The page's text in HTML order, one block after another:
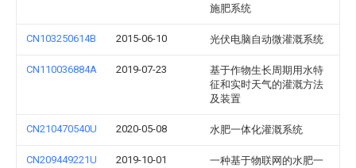
施肥系统
CN103250614B 2015-06-10 光伏电脑自动微灌溉系统
CN110036884A 2019-07-23
基于作物生长周期用水特
征和实时天气的灌溉方法
及装置
CN210470540U 2020-05-08 水肥一体化灌溉系统
CN209449221U 2019-10-01
一种基于物联网的水肥一